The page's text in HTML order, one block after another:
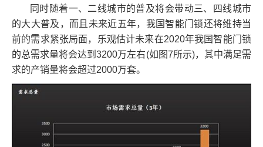
同时随着一、二线城市的普及将会带动三、四线城市
的大大普及，而且未来近五年，我国智能门锁还将维持当
前的需求紧张局面，乐观估计未来在2020年我国智能门锁
的总需求量将会达到3200万左右(如图7所示)，其中满足需
求的产销量将会超过2000万套。